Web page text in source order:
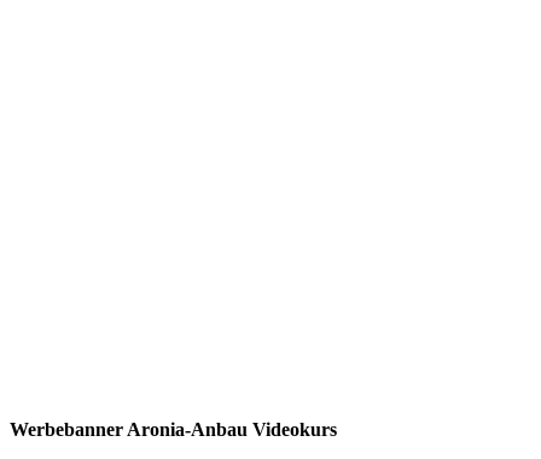
Werbebanner Aronia-Anbau Videokurs